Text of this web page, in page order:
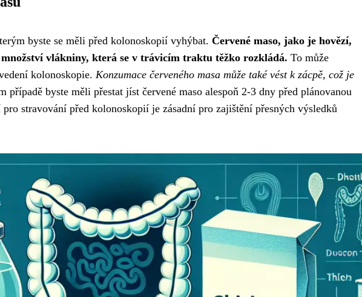
byste se měli před kolonoskopií vyhýbat. Červené maso, jako je hovězí,
množství vlákniny, která se v trávicím traktu těžko rozkládá. To může
kolonoskopie. Konzumace červeného masa může také vést k zácpě, což je
případě byste měli přestat jíst červené maso alespoň 2-3 dny před plánovanou
stravování před kolonoskopií je zásadní pro zajištění přesných výsledků